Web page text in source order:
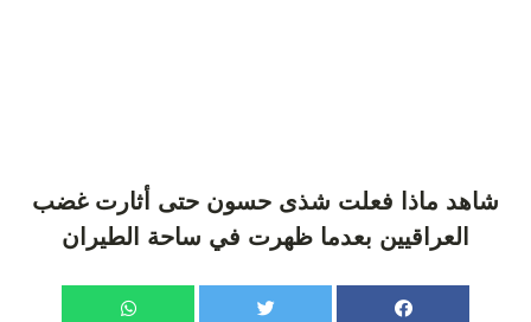
شاهد ماذا فعلت شذى حسون حتى أثارت غضب
العراقيين بعدما ظهرت في ساحة الطيران